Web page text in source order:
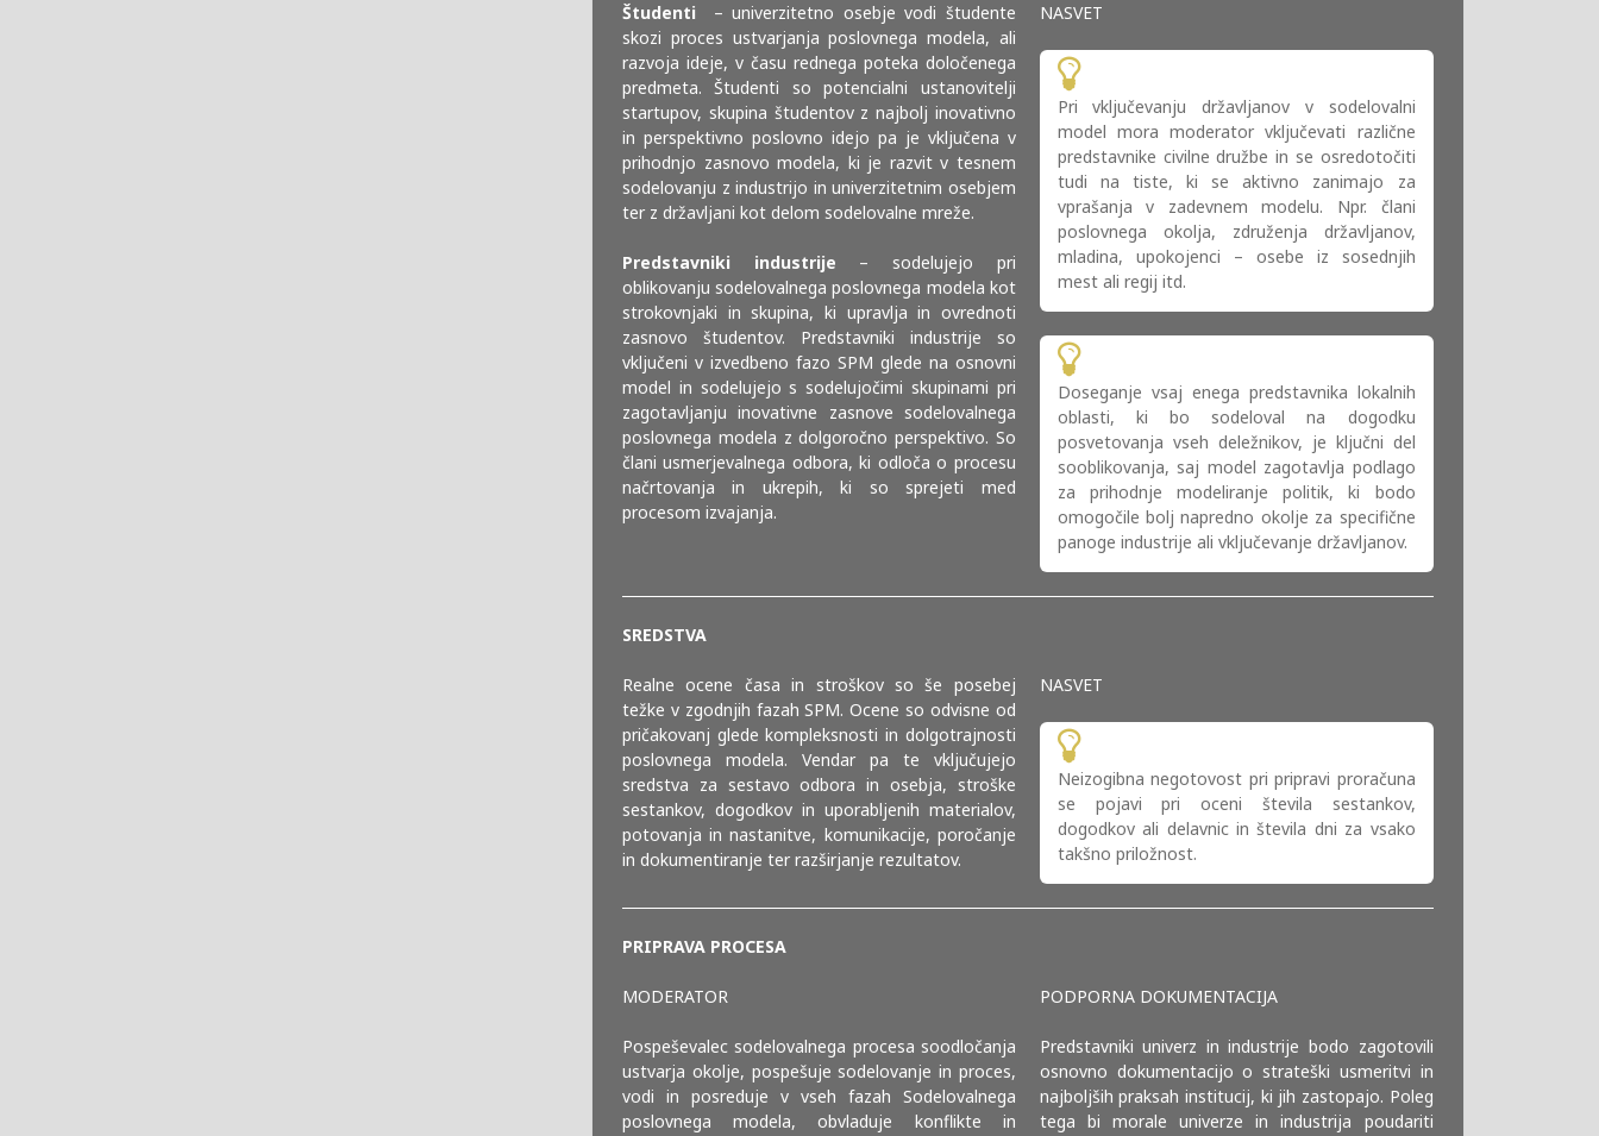
Študenti
– univerzitetno osebje vodi študente
skozi proces ustvarjanja poslovnega modela, ali
razvoja ideje, v času rednega poteka določenega
predmeta. Študenti so potencialni ustanovitelji
startupov, skupina študentov z najbolj inovativno
in perspektivno poslovno idejo pa je vključena v
prihodnjo zasnovo modela, ki je razvit v tesnem
sodelovanju z industrijo in univerzitetnim osebjem
ter z državljani kot delom sodelovalne mreže.
Predstavniki industrije – sodelujejo pri
oblikovanju sodelovalnega poslovnega modela kot
strokovnjaki in skupina, ki upravlja in ovrednoti
zasnovo študentov. Predstavniki industrije so
vključeni v izvedbeno fazo SPM glede na osnovni
model in sodelujejo s sodelujočimi skupinami pri
zagotavljanju inovativne zasnove sodelovalnega
poslovnega modela z dolgoročno perspektivo. So
člani usmerjevalnega odbora, ki odloča o procesu
načrtovanja in ukrepih, ki so sprejeti med
procesom izvajanja.
NASVET
Pri vključevanju državljanov v sodelovalni
model mora moderator vključevati različne
predstavnike civilne družbe in se osredotočiti
tudi na tiste, ki se aktivno zanimajo za
vprašanja v zadevnem modelu. Npr. člani
poslovnega okolja, združenja državljanov,
mladina, upokojenci – osebe iz sosednjih
mest ali regij itd.
Doseganje vsaj enega predstavnika lokalnih
oblasti, ki bo sodeloval na dogodku
posvetovanja vseh deležnikov, je ključni del
sooblikovanja, saj model zagotavlja podlago
za prihodnje modeliranje politik, ki bodo
omogočile bolj napredno okolje za specifične
panoge industrije ali vključevanje državljanov.
SREDSTVA
Realne ocene časa in stroškov so še posebej
težke v zgodnjih fazah SPM. Ocene so odvisne od
pričakovanj glede kompleksnosti in dolgotrajnosti
poslovnega modela. Vendar pa te vključujejo
sredstva za sestavo odbora in osebja, stroške
sestankov, dogodkov in uporabljenih materialov,
potovanja in nastanitve, komunikacije, poročanje
in dokumentiranje ter razširjanje rezultatov.
NASVET
Neizogibna negotovost pri pripravi proračuna
se pojavi pri oceni števila sestankov,
dogodkov ali delavnic in števila dni za vsako
takšno priložnost.
PRIPRAVA PROCESA
MODERATOR
Pospeševalec sodelovalnega procesa soodločanja
ustvarja okolje, pospešuje sodelovanje in proces,
vodi in posreduje v vseh fazah Sodelovalnega
poslovnega modela, obvladuje konflikte in
PODPORNA DOKUMENTACIJA
Predstavniki univerz in industrije bodo zagotovili
osnovno dokumentacijo o strateški usmeritvi in
najboljših praksah institucij, ki jih zastopajo. Poleg
tega bi morale univerze in industrija poudariti